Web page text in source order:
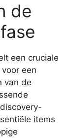
de
een cruciale
een
van de
items